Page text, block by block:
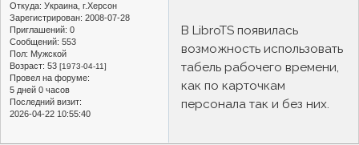
Откуда: Украина, г.Херсон
Зарегистрирован: 2008-07-28
Приглашений: 0
Сообщений: 553
Пол: Мужской
Возраст: 53 [1973-04-11]
Провел на форуме:
5 дней 0 часов
Последний визит:
2026-04-22 10:55:40
В LibroTS появилась
возможность использовать
табель рабочего времени,
как по карточкам
персонала так и без них.